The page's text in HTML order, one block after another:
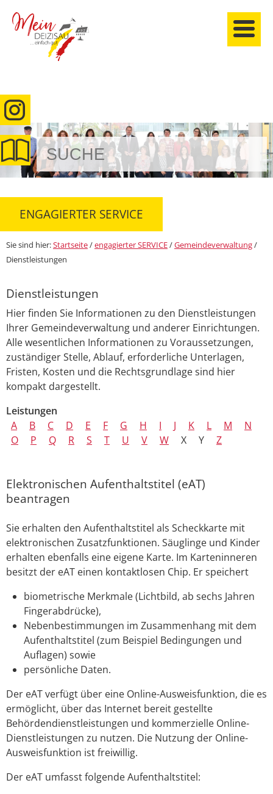
anmelden
ENGAGIERTER SERVICE
Sie sind hier:Startseite/engagierter SERVICE/Gemeindeverwaltung/
Dienstleistungen
Dienstleistungen
Hier finden Sie Informationen zu den Dienstleistungen
Ihrer Gemeindeverwaltung und anderer Einrichtungen.
Alle wesentlichen Informationen zu Voraussetzungen,
zuständiger Stelle, Ablauf, erforderliche Unterlagen,
Fristen, Kosten und die Rechtsgrundlage sind hier
kompakt dargestellt.
Leistungen
A
B C D E F G H I J K L M
N
O
P Q R S T U V W X Y Z
Elektronischen Aufenthaltstitel (eAT)
beantragen
Sie erhalten den Aufenthaltstitel als Scheckkarte mit
elektronischen Zusatzfunktionen. Säuglinge und Kinder
erhalten ebenfalls eine eigene Karte. Im Karteninneren
besitzt der eAT einen kontaktlosen Chip. Er speichert
biometrische Merkmale (Lichtbild, ab sechs Jahren
Fingerabdrücke),
Nebenbestimmungen im Zusammenhang mit dem
Aufenthaltstitel (zum Beispiel Bedingungen und
Auflagen) sowie
persönliche Daten.
Der eAT verfügt über eine Online-Ausweisfunktion, die es
ermöglicht, über das Internet bereit gestellte
Behördendienstleistungen und kommerzielle Online-
Dienstleistungen zu nutzen. Die Nutzung der Online-
Ausweisfunktion ist freiwillig.
Der eAT umfasst folgende Aufenthaltstitel: